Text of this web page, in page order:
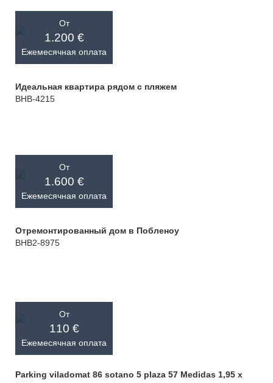
От
1.200 €
Ежемесячная оплата
Идеальная квартира рядом с пляжем
BHB-4215
От
1.600 €
Ежемесячная оплата
Отремонтированный дом в Побленоу
BHB2-8975
От
110 €
Ежемесячная оплата
Parking viladomat 86 sotano 5 plaza 57 Medidas 1,95 x